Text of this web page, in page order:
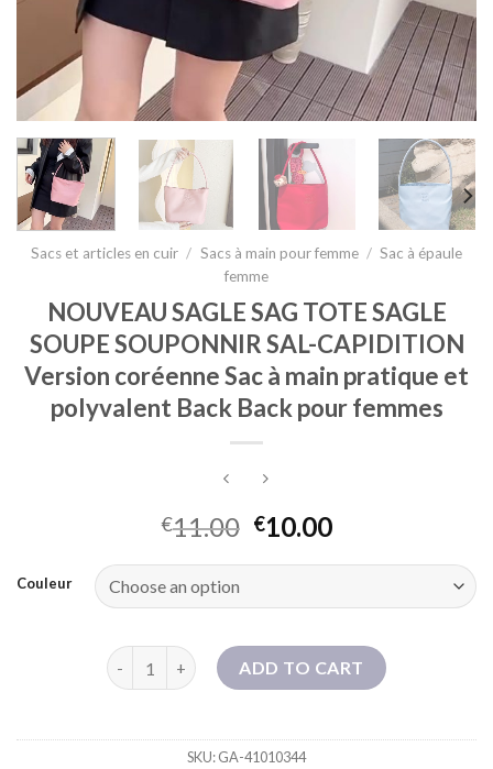
Sacs et articles en cuir / Sacs à main pour femme / Sac à épaule
femme
NOUVEAU SAGLE SAG TOTE SAGLE
SOUPE SOUPONNIR SAL-CAPIDITION
Version coréenne Sac à main pratique et
polyvalent Back Back pour femmes
€11.00 €10.00
Couleur
NOUVEAU SAGLE SAG TOTE SAGLE SOUPE
ADD TO CART
SKU:GA-41010344